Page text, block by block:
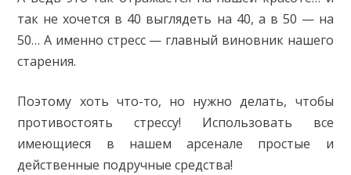
так не хочется в 40 выглядеть на 40, а в 50 — на
50… А именно стресс — главный виновник нашего
старения.
Поэтому хоть что-то, но нужно делать, чтобы
противостоять стрессу! Использовать все
имеющиеся в нашем арсенале простые и
действенные подручные средства!